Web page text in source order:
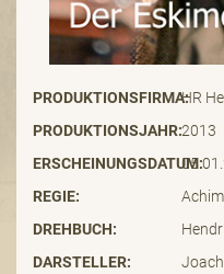
PRODUKTIONSFIRMA:HR
PRODUKTIONSJAHR:2013
ERSCHEINUNGSDATUM:
REGIE:
DREHBUCH:
DARSTELLER: